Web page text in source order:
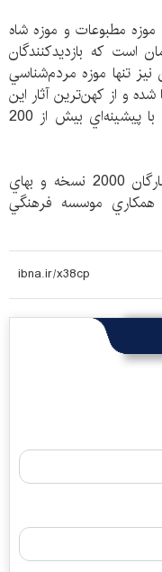
مطبوعات و موزه شاه
است كه بازديدكنندگان
نيز تنها موزه مردم‌شناسي
و از كهن‌ترين آثار اين
موزه مي‌توان به كتاب دست‌نويس گات‌ها با پيشينه‌اي بيش از 200
كتاب «كرمان در آينه گردشگري» با شمارگان 2000 نسخه و بهاي
با همكاري موسسه فرهنگي